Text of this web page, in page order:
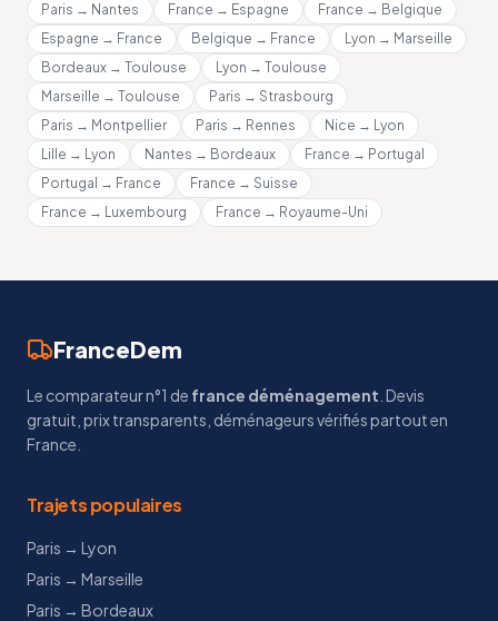
Paris → Nantes
France → Espagne
France → Belgique
Espagne → France
Belgique → France
Lyon → Marseille
Bordeaux → Toulouse
Lyon → Toulouse
Marseille → Toulouse
Paris → Strasbourg
Paris → Montpellier
Paris → Rennes
Nice → Lyon
Lille → Lyon
Nantes → Bordeaux
France → Portugal
Portugal → France
France → Suisse
France → Luxembourg
France → Royaume-Uni
FranceDem
Le comparateur n°1 de france déménagement . Devis
gratuit, prix transparents, déménageurs vérifiés partout en
France.
Trajets populaires
Paris → Lyon
Paris → Marseille
Paris → Bordeaux